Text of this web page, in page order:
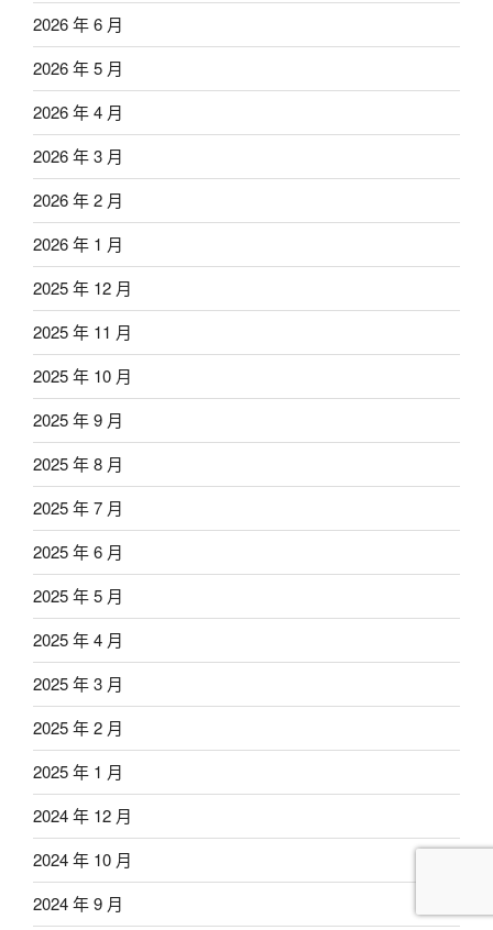
2026 年 6 月
2026 年 5 月
2026 年 4 月
2026 年 3 月
2026 年 2 月
2026 年 1 月
2025 年 12 月
2025 年 11 月
2025 年 10 月
2025 年 9 月
2025 年 8 月
2025 年 7 月
2025 年 6 月
2025 年 5 月
2025 年 4 月
2025 年 3 月
2025 年 2 月
2025 年 1 月
2024 年 12 月
2024 年 10 月
2024 年 9 月